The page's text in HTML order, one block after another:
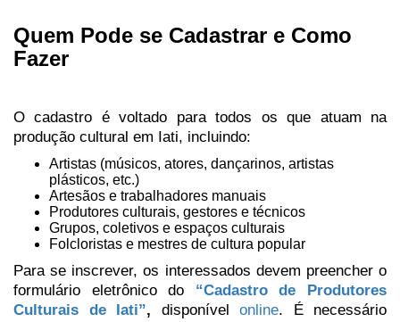
Quem Pode se Cadastrar e Como
Fazer
O cadastro é voltado para todos os que atuam na
produção cultural em Iati, incluindo:
Artistas (músicos, atores, dançarinos, artistas
plásticos, etc.)
Artesãos e trabalhadores manuais
Produtores culturais, gestores e técnicos
Grupos, coletivos e espaços culturais
Folcloristas e mestres de cultura popular
Para se inscrever, os interessados devem preencher o
formulário eletrônico do “Cadastro de Produtores
Culturais de Iati”, disponível online. É necessário